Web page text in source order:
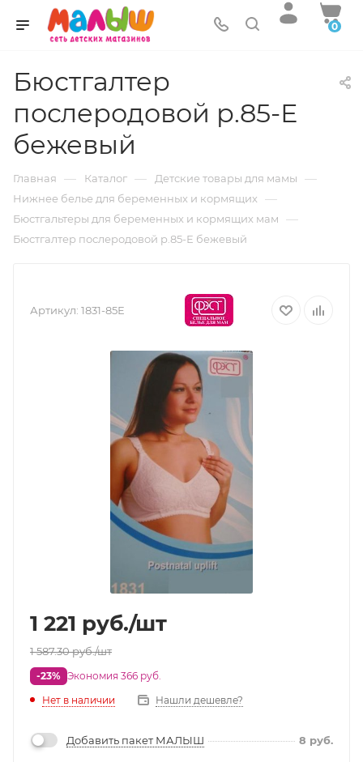
0
Бюстгалтер
послеродовой р.85-Е
бежевый
Главная — Каталог — Детские товары для мамы —
Нижнее белье для беременных и кормящих —
Бюстгальтеры для беременных и кормящих мам —
Бюстгалтер послеродовой р.85-Е бежевый
Артикул: 1831-85Е
1 221 руб./шт
1 587.30руб./шт
-23% Экономия 366 руб.
Нет в наличии
Нашли дешевле?
Добавить пакет МАЛЫШ 8 руб.